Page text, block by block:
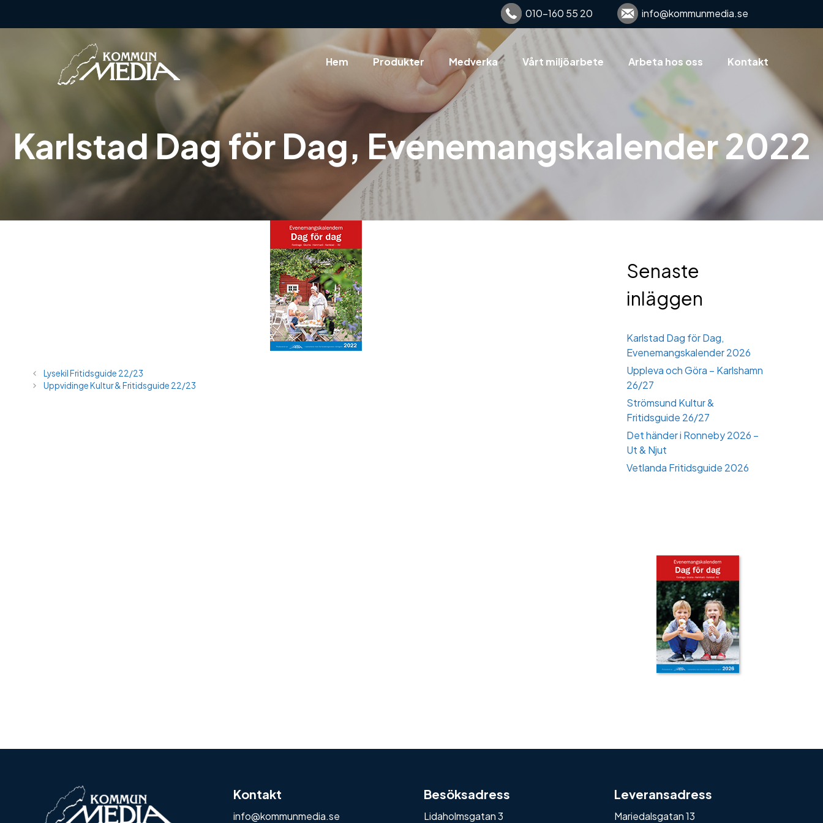
info@kommunmedia.se
010-160 55 20
Hem Produkter Medverka Vårt miljöarbete Arbeta hos oss Kontakt
Karlstad Dag för Dag, Evenemangskalender 2022
Lysekil Fritidsguide 22/23
Uppvidinge Kultur & Fritidsguide 22/23
Senaste
inläggen
Karlstad Dag för Dag,
Evenemangskalender 2026
Uppleva och Göra – Karlshamn
26/27
Strömsund Kultur &
Fritidsguide 26/27
Det händer i Ronneby 2026 –
Ut & Njut
Vetlanda Fritidsguide 2026
Kontakt
info@kommunmedia.se
Besöksadress
Lidaholmsgatan 3
Leveransadress
Mariedalsgatan 13